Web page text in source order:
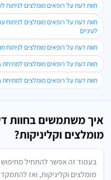
חוות דעת על רופאים מומלצים לניתוח
חוות דעת על רופאים מומלצים לניתוח
לעיניים
חוות דעת על רופאים מומלצים לניתוח
חוות דעת על רופאים מומלצים למתיחת
חוות דעת על רופאים מומלצים למתיחת
איך משתמשים בחוות
מומלצים וקליניקות?
בעמוד זה אפשר להתחיל
מומלצים וקליניקות, ואז